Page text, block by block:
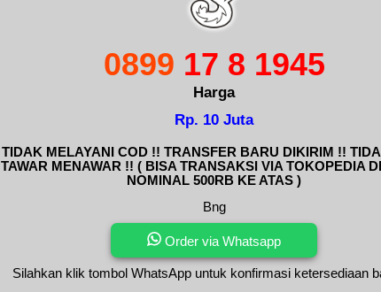
0899 17 8 1945
Harga
Rp. 10 Juta
TIDAK MELAYANI COD !! TRANSFER BARU DIKIRIM !!
TAWAR MENAWAR !! ( BISA TRANSAKSI VIA TOKOPEDIA
NOMINAL 500RB KE ATAS )
Bng
Order via Whatsapp
Silahkan klik tombol WhatsApp untuk konfirmasi ketersediaan